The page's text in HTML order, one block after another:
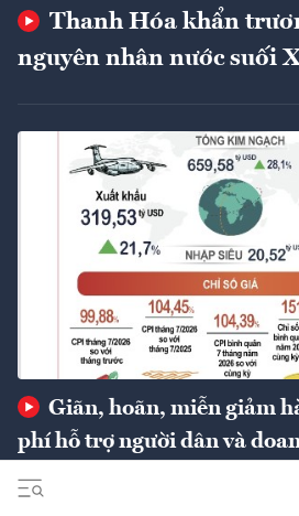
Thanh Hóa khẩn
nguyên nhân nước suối
Giãn, hoãn, miễn giảm
phí hỗ trợ người dân và